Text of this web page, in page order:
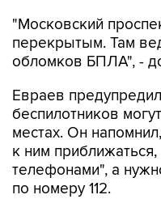
"Московский
перекрытым. Там
обломков БПЛА", -
Евраев
беспилотников
местах. Он
к ним
телефонами", а
по номеру 112.